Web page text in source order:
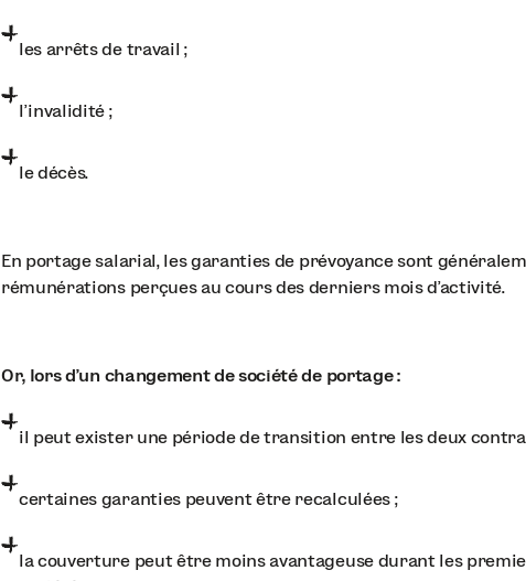
les arrêts de travail ;
l'invalidité ;
le décès.
En portage salarial, les garanties de prévoyance sont
rémunérations perçues au cours des derniers mois d’activité.
Or, lors d’un changement de société de portage :
il peut exister une période de transition entre les deux
certaines garanties peuvent être recalculées ;
la couverture peut être moins avantageuse durant les